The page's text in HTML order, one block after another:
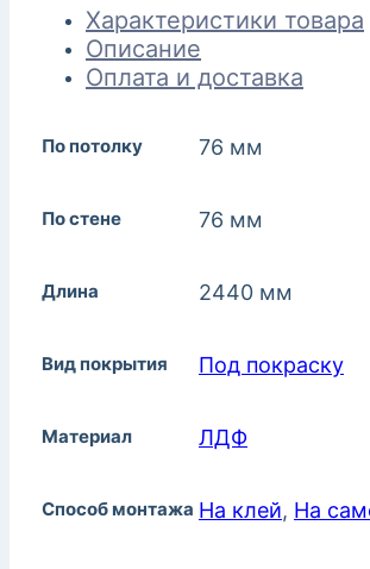
Характеристики товара
Описание
Оплата и доставка
По потолку 76 мм
По стене 76 мм
Длина 2440 мм
Вид покрытия Под покраску
Материал ЛДФ
Способ монтажа На клей, На